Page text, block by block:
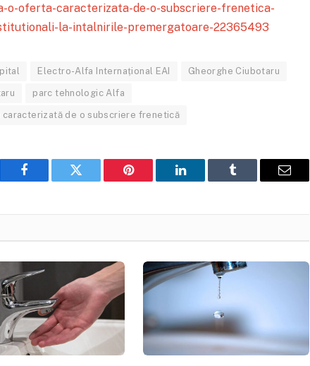
o-oferta-caracterizata-de-o-subscriere-frenetica-
la-intalnirile-premergatoare-22365493
Electro-Alfa Internațional EAI Gheorghe Ciubotaru
parc tehnologic Alfa
de o subscriere frenetică
Facebook Twitter Pinterest LinkedIn Tumblr Email